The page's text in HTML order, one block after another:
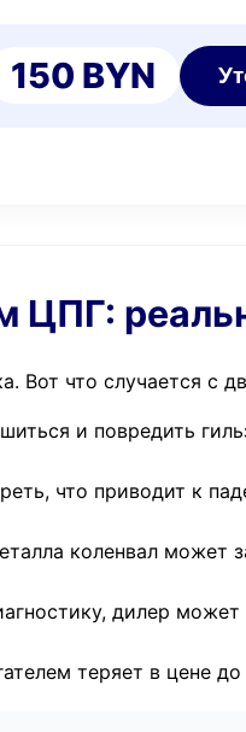
150 BYN
ЦПГ:
Вот что случается с
и повредить
что приводит к
коленвал может
дилер
теряет в цене до